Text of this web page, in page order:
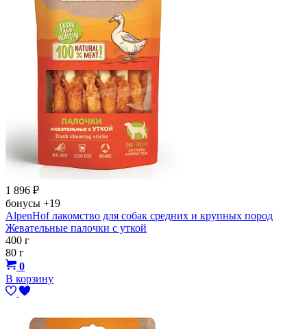
1 896 ₽
бонусы +19
AlpenHof лакомство для собак средних и крупных пород
Жевательные палочки с уткой
400 г
80 г
0
В корзину